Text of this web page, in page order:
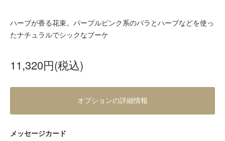
ハーブが香る花束。パープルピンク系のバラとハーブなどを使っ
たナチュラルでシックなブーケ
11,320円(税込)
オプションの詳細情報
メッセージカード